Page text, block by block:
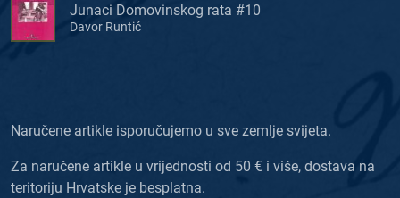
Junaci Domovinskog rata #10
Davor Runtić
Naručene artikle isporučujemo u sve zemlje svijeta.
Za naručene artikle u vrijednosti od 50 € i više, dostava na
teritoriju Hrvatske je besplatna.